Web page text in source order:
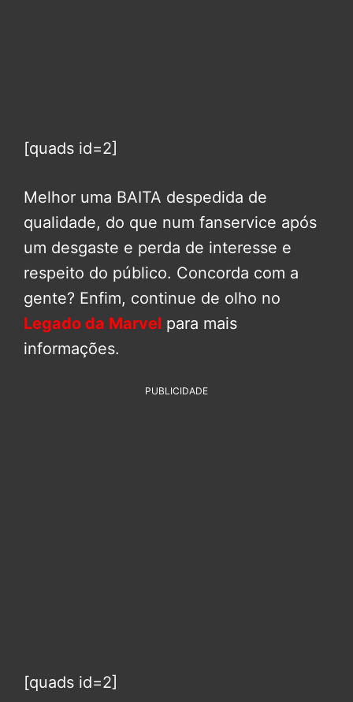
[quads id=2]
Melhor uma BAITA despedida de
qualidade, do que num fanservice após
um desgaste e perda de interesse e
respeito do público. Concorda com a
gente? Enfim, continue de olho no
Legado da Marvel para mais
informações.
PUBLICIDADE
[quads id=2]